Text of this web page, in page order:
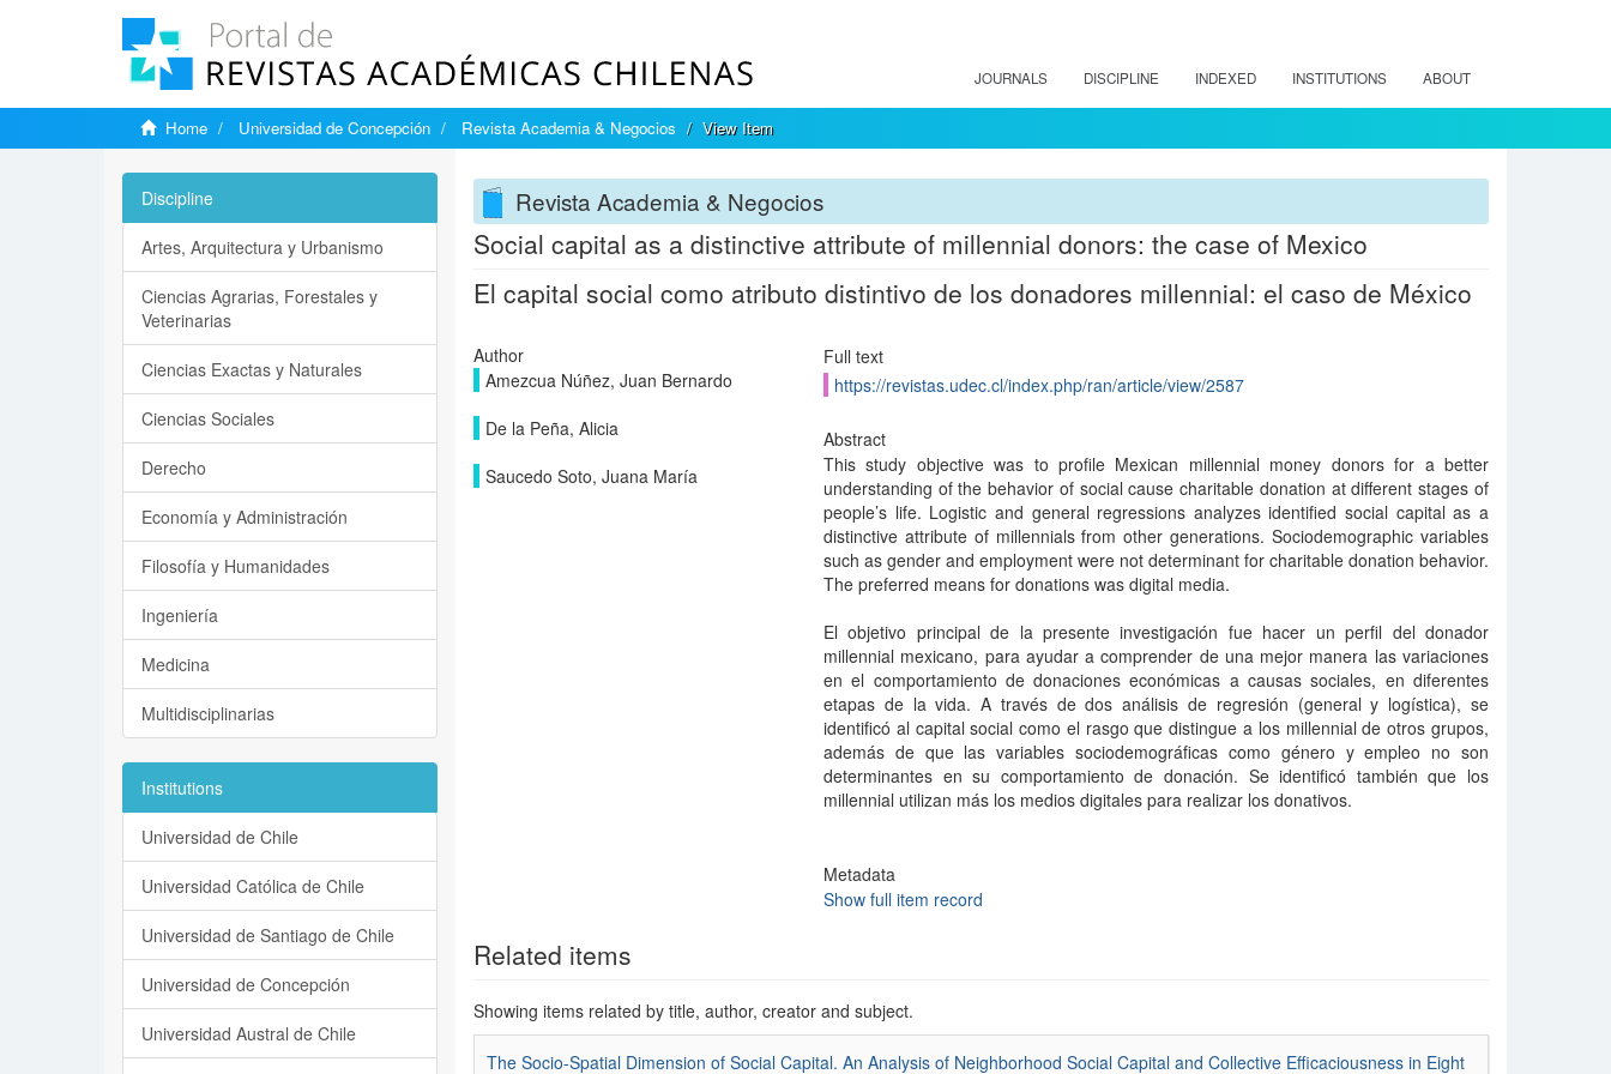
JOURNALS DISCIPLINE INDEXED INSTITUTIONS ABOUT
Home Universidad de Concepción Revista Academia & Negocios View Item
Revista Academia & Negocios
Social capital as a distinctive attribute of millennial donors: the case of Mexico
El capital social como atributo distintivo de los donadores millennial: el caso de México
Author
Amezcua Núñez, Juan Bernardo
De la Peña, Alicia
Saucedo Soto, Juana María
Full text
https://revistas.udec.cl/index.php/ran/article/view/2587
Abstract
This study objective was to profile Mexican millennial money donors for a better
understanding of the behavior of social cause charitable donation at different stages of
people’s life. Logistic and general regressions analyzes identified social capital as a
distinctive attribute of millennials from other generations. Sociodemographic variables
such as gender and employment were not determinant for charitable donation behavior.
The preferred means for donations was digital media.
El objetivo principal de la presente investigación fue hacer un perfil del donador
millennial mexicano, para ayudar a comprender de una mejor manera las variaciones
en el comportamiento de donaciones económicas a causas sociales, en diferentes
etapas de la vida. A través de dos análisis de regresión (general y logística), se
identificó al capital social como el rasgo que distingue a los millennial de otros grupos,
además de que las variables sociodemográficas como género y empleo no son
determinantes en su comportamiento de donación. Se identificó también que los
millennial utilizan más los medios digitales para realizar los donativos.
Metadata
Show full item record
Related items
Showing items related by title, author, creator and subject.
The Socio-Spatial Dimension of Social Capital. An Analysis of Neighborhood Social Capital and Collective Efficaciousness in Eight
Discipline
Artes, Arquitectura y Urbanismo
Ciencias Agrarias, Forestales y
Veterinarias
Ciencias Exactas y Naturales
Ciencias Sociales
Derecho
Economía y Administración
Filosofía y Humanidades
Ingeniería
Medicina
Multidisciplinarias
Institutions
Universidad de Chile
Universidad Católica de Chile
Universidad de Santiago de Chile
Universidad de Concepción
Universidad Austral de Chile